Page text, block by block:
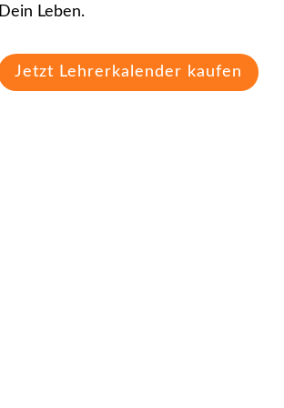
Dein Leben.
Jetzt Lehrerkalender kaufen